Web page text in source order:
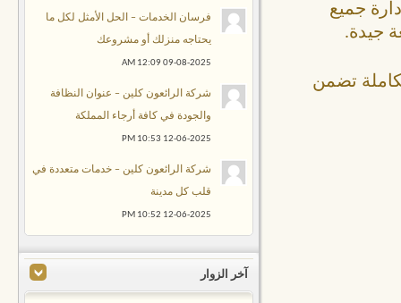
جميع
جيدة.
تضمن
فرسان الخدمات – الحل الأمثل لكل ما
يحتاجه منزلك أو مشروعك
09-08-2025
12:09 AM
شركة الرائعون كلين – عنوان النظافة
والجودة في كافة أرجاء المملكة
12-06-2025
10:53 PM
شركة الرائعون كلين – خدمات متعددة في
قلب كل مدينة
12-06-2025
10:52 PM
آخر الزوار